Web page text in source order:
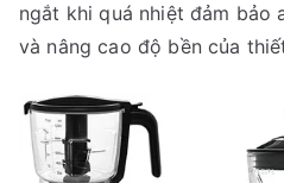
ngắt khi quá nhiệt đảm bảo
và nâng cao độ bền của